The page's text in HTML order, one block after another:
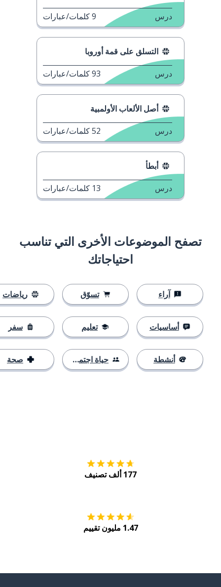
درس 9كلمات/عبارات
التسلق على قمة أوروبا
درس 93كلمات/عبارات
أصل الألعاب الأولمبية
درس 52كلمات/عبارات
أبطأ
درس 13 كلمات/عبارات
تصفح الموضوعات الأخرى التي تناسب
احتياجاتك
آراء
أساسيات
أنشطة
تسوّق
تعليم
حياة اجتماعية
رياضات
سفر
صحة
177 ألف تصنيف
1.47 مليون تقييم